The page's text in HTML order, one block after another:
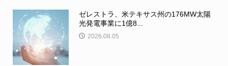
ゼレストラ、米テキサス州の176MW太陽
光発電事業に1億8...
2026.08.05